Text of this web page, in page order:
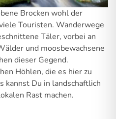
Brocken wohl der
Touristen. Wanderwege
Täler, vorbei an
und moosbewachsene
dieser Gegend.
Höhlen, die es hier zu
kannst Du in landschaftlich
Rast machen.